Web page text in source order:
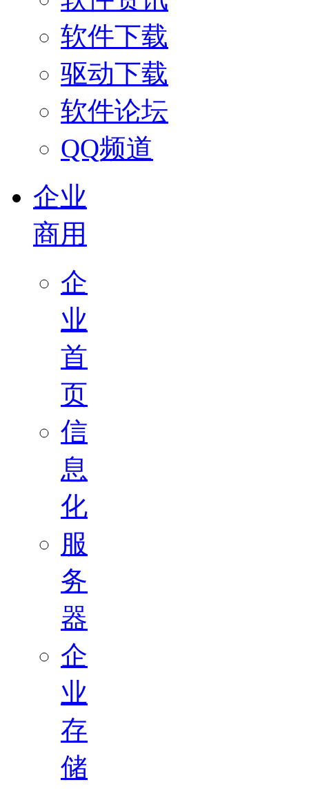
软件下载
驱动下载
软件论坛
QQ频道
企业
商用
企
业
首
页
信
息
化
服
务
器
企
业
存
储